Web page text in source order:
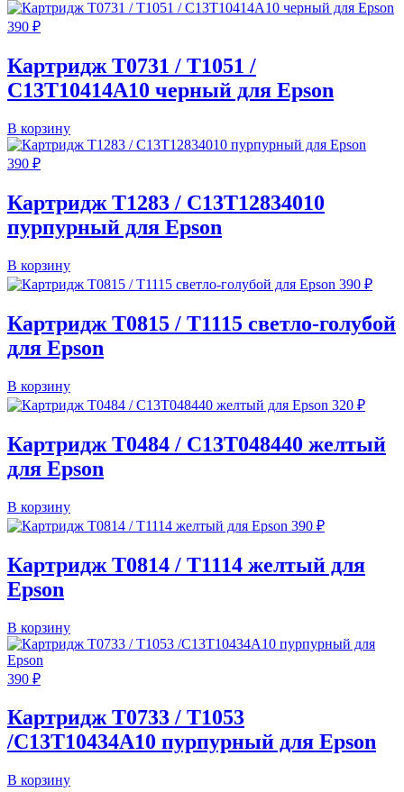
390 ₽
Картридж T0731 / T1051 /
C13T10414A10 черный для Epson
В корзину
390 ₽
Картридж T1283 / C13T12834010
пурпурный для Epson
В корзину
390 ₽
Картридж T0815 / T1115 светло-голубой
для Epson
В корзину
320 ₽
Картридж T0484 / C13T048440 желтый
для Epson
В корзину
390 ₽
Картридж T0814 / T1114 желтый для
Epson
В корзину
390 ₽
Картридж T0733 / T1053
/C13T10434A10 пурпурный для Epson
В корзину